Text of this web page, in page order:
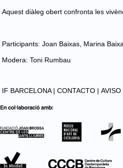
Aquest diàleg obert confronta les
Participants: Joan Baixas, Marina
Modera: Toni Rumbau
IF BARCELONA | CONTACTO | AVISO